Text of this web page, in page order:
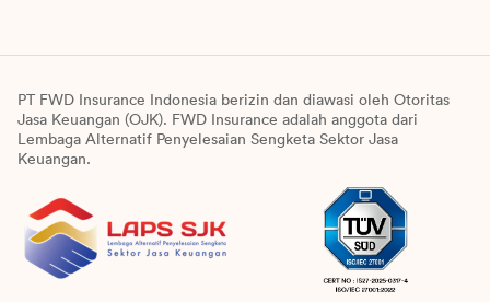
PT FWD Insurance Indonesia berizin dan diawasi oleh Otoritas
Jasa Keuangan (OJK). FWD Insurance adalah anggota dari
Lembaga Alternatif Penyelesaian Sengketa Sektor Jasa
Keuangan.